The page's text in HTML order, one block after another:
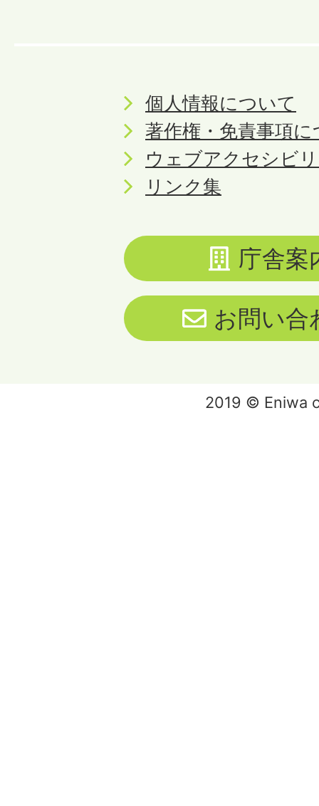
個人情報について
著作権・免責事項
ウェブアクセシビ
リンク集
庁舎案
お問い合
2019 © Eniwa